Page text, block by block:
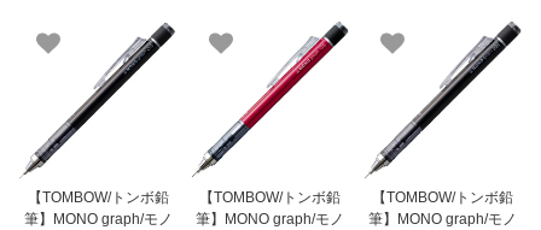
【TOMBOW/トンボ鉛
筆】MONO graph/モノ
【TOMBOW/トンボ鉛
筆】MONO graph/モノ
【TOMBOW/トンボ鉛
筆】MONO graph/モノ